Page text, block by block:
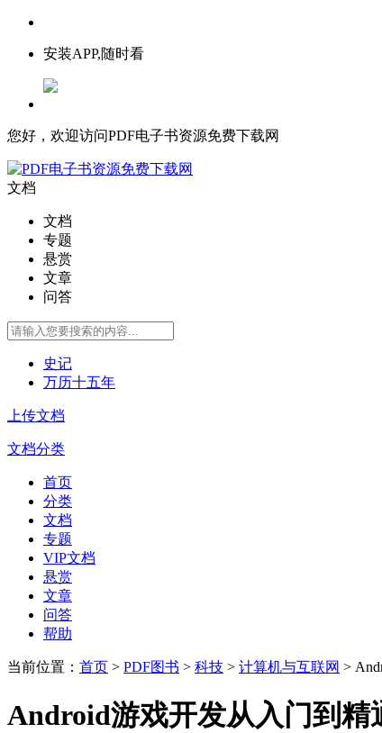
安装APP,随时看
您好，欢迎访问PDF电子书资源免费下载网
文档
文档
专题
悬赏
文章
问答
史记
万历十五年
上传文档
文档分类
首页
分类
文档
专题
VIP文档
悬赏
文章
问答
帮助
当前位置： 首页 > PDF图书 > 科技 > 计算机与互联网 >
Android游戏开发从入门到精